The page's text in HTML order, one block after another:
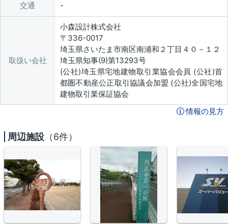
交通
取扱い会社
小森設計株式会社
〒336-0017
埼玉県さいたま市南区南浦和２丁目４０－１２
埼玉県知事(9)第13293号
(公社)埼玉県宅地建物取引業協会会員 (公社)首
都圏不動産公正取引協議会加盟 (公社)全国宅地
建物取引業保証協会
情報の見方
周辺施設 （6件）